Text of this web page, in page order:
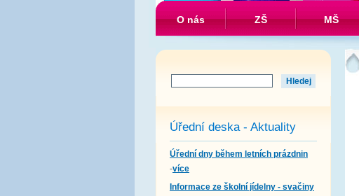
O nás ZŠ MŠ
Úřední deska - Aktuality
Úřední dny během letních prázdnin
-více
Informace ze školní jídelny - svačiny